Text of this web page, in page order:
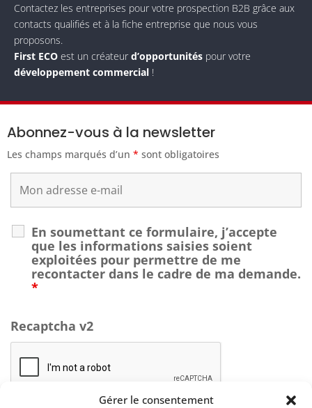
Gérer le consentement
Contactez les entreprises pour votre prospection B2B grâce aux
contacts qualifiés et à la fiche entreprise que nous vous
proposons.
First ECO est un créateurd’opportunités pour votre
développement commercial !
Abonnez-vous à la newsletter
Les champs marqués d’un * sont obligatoires
En soumettant ce formulaire, j’accepte
que les informations saisies soient
exploitées pour permettre de me
recontacter dans le cadre de ma demande.
*
Recaptcha v2